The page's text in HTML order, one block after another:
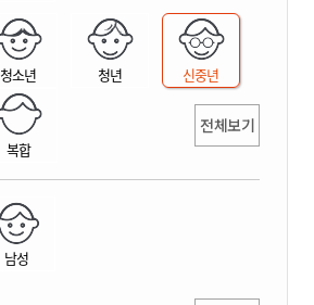
청소년 청년 신중년
복합
전체보기
남성